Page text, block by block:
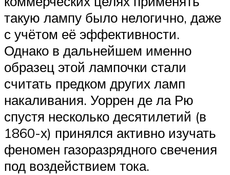
такую лампу было нелогично, даже
с учётом её эффективности.
Однако в дальнейшем именно
образец этой лампочки стали
считать предком других ламп
накаливания. Уоррен де ла Рю
спустя несколько десятилетий (в
1860-х) принялся активно изучать
феномен газоразрядного свечения
под воздействием тока.